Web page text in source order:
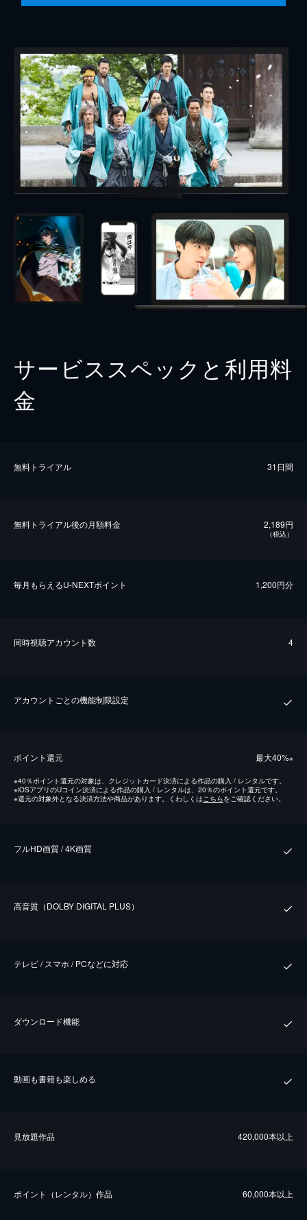
サービススペックと利用料
金
無料トライアル 31日間
無料トライアル後の⽉額料金 2,189円
（税込）
毎⽉もらえるU-NEXTポイント 1,200円分
同時視聴アカウント数 4
アカウントごとの機能制限設定
ポイント還元 最⼤40%※
※40％ポイント還元の対象は、クレジットカード決済による作品の購入 / レンタルです。
※iOSアプリのUコイン決済による作品の購入 / レンタルは、20％のポイント還元です。
※還元の対象外となる決済方法や商品があります。くわしくは こちらをご確認ください。
フルHD画質 / 4K画質
⾼⾳質（DOLBY DIGITAL PLUS）
テレビ / スマホ / PCなどに対応
ダウンロード機能
動画も書籍も楽しめる
⾒放題作品 420,000本以上
ポイント（レンタル）作品 60,000本以上